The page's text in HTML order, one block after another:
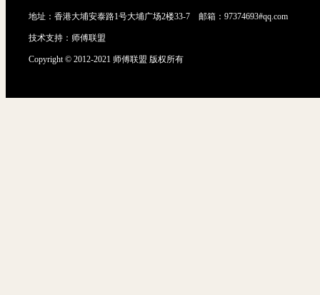
地址：香港大埔安泰路1号大埔广场2楼33-7 邮箱：97374693#qq.com
技术支持： 师傅联盟
Copyright © 2012-2021 师傅联盟 版权所有